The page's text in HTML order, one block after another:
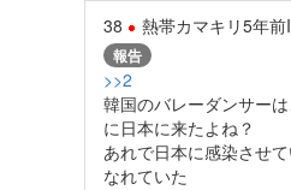
38 熱帯カマキリ5年前
報告
>>2
韓国のバレーダンサー
に日本に来たよね？
あれで日本に感染させ
なれていた